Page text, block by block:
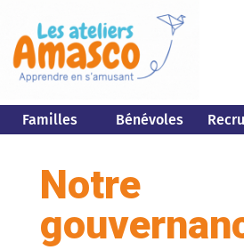
Familles Bénévoles
Notre